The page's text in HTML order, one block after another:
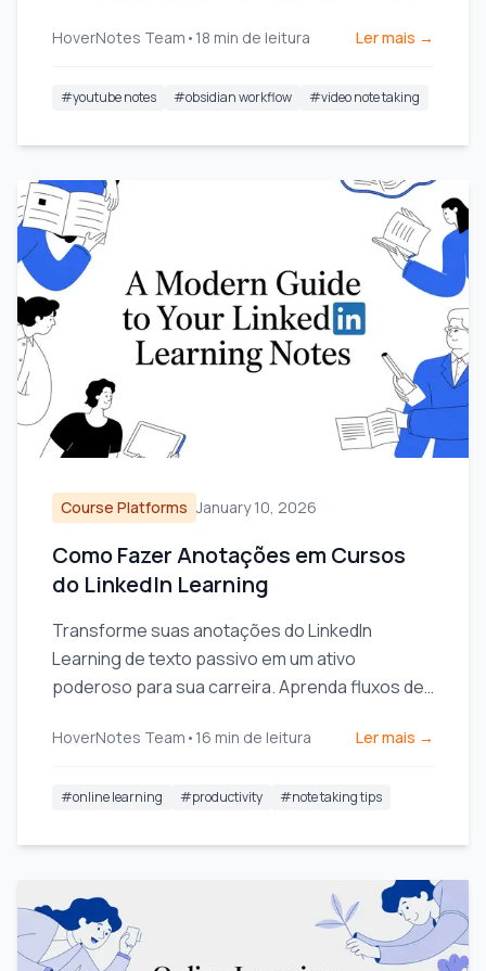
você assiste.
HoverNotes Team • 18 min de leitura Ler mais →
#youtube notes #obsidian workflow #video note taking
Course Platforms January 10, 2026
Como Fazer Anotações em Cursos
do LinkedIn Learning
Transforme suas anotações do LinkedIn
Learning de texto passivo em um ativo
poderoso para sua carreira. Aprenda fluxos de
utilizar seu conhecimento.
HoverNotes Team • 16 min de leitura Ler mais →
#online learning #productivity #note taking tips